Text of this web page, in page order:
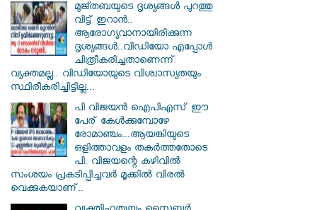
മുജ്തബയുടെ ദൃശ്യങ്ങൾ പുറത്തു
വിട്ട് ഇറാൻ..
ആരോഗ്യവാനായിരിക്കുന്ന
ദൃശ്യങ്ങൾ..വിഡിയോ എപ്പോൾ
ചിത്രീകരിച്ചതാണെന്ന്
വ്യക്തമല്ല.. വിഡിയോയുടെ വിശ്വാസ്യതയും
സ്ഥിരീകരിച്ചിട്ടില്ല...
പി വിജയന്‍ ഐപിഎസ് ഈ
പേര് കേൾക്കുമ്പോഴേ
രോമാഞ്ചം...ആയങ്കിയുടെ
ഒളിത്താവളം തകര്‍ത്തതോടെ
പി. വിജയന്റെ കഴിവില്‍
സംശയം പ്രകടിപ്പിച്ചവര്‍ മൂക്കില്‍ വിരല്‍
വെക്കുകയാണ്..